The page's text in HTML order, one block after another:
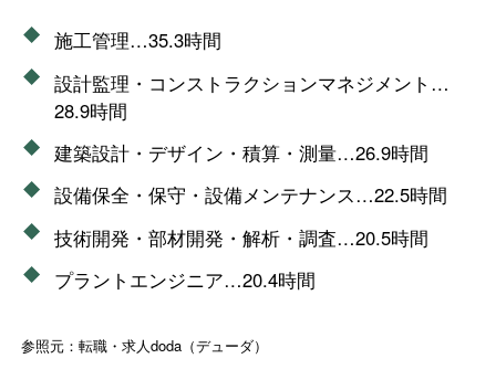
施工管理…35.3時間
設計監理・コンストラクションマネジメント…
28.9時間
建築設計・デザイン・積算・測量…26.9時間
設備保全・保守・設備メンテナンス…22.5時間
技術開発・部材開発・解析・調査…20.5時間
プラントエンジニア…20.4時間
参照元：転職・求人doda（デューダ）